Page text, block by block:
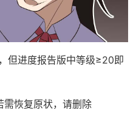
但进度报告版中等级≥20即
需恢复原状，请删除